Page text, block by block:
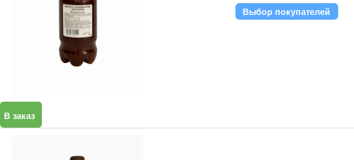
Выбор покупателей
В заказ